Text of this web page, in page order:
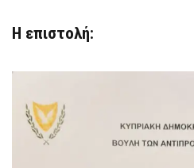
Η επιστολή: